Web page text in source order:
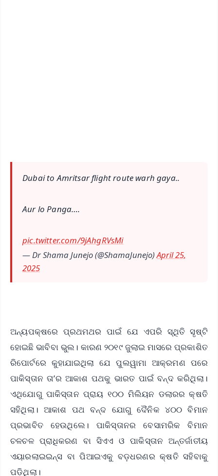
Dubai to Amritsar flight route warh gaya..
Aur lo Panga….
pic.twitter.com/9jAhgRVsMi
— Dr Shama Junejo (@ShamaJunejo)April 25,
2025
ଅନ୍ୟପକ୍ଷରେ ପ୍ରଥମଥର ପାଇଁ ଯେ ଏପରି ସ୍ଥିତି ସୃଷ୍ଟି
ହୋଇଛି ଭାବିବା ଭୁଲ। କାରଣ ୨୦୧୯ ଜୁଲାଇ ମାସରେ ପ୍ରକାଶିତ
ରିପୋର୍ଟରେ କୁହାଯାଇଥିଲା ଯେ ପୁଲୱାମା ଆକ୍ରମଣ ପରେ
ପାକିସ୍ତାନ ତା’ର ଆକାଶ ପଥକୁ ଭାରତ ପାଇଁ ବନ୍ଦ କରିଥିଲା।
ଏଥିଯୋଗୁ ପାକିସ୍ତାନ ପ୍ରାୟ ୧୦୦ ମିଲିୟନ ଡଲାରର କ୍ଷତି
ସହିଥିଲା। ଆକାଶ ପଥ ବନ୍ଦ ଯୋଗୁ ଦୈନିକ ୪୦୦ ବିମାନ
ପ୍ରଭାବିତ ହେଉଥିଲେ। ପାକିସ୍ତାନର ବେସାମରିକ ବିମାନ
ଚଳଚଳ ପ୍ରାଧିକରଣ ବା ସିଏଏ ଓ ପାକିସ୍ତାନ ଅନ୍ତର୍ଜାତୀୟ
ଏୟାରଲାଇଇନ୍ସ ବା ପିଆଇଏକୁ ବଡ଼ଧରଣର କ୍ଷତି ସହିବାକୁ
ପଡ଼ିଥିଲା।